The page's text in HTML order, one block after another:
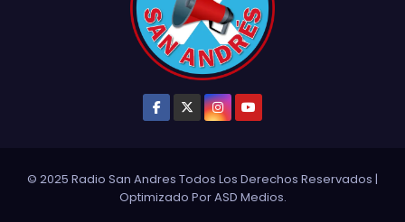
© 2025 Radio San Andres Todos Los Derechos Reservados |
Optimizado PorASD Medios.